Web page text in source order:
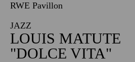
RWE Pavillon
JAZZ
LOUIS MATUTE
"DOLCE VITA"